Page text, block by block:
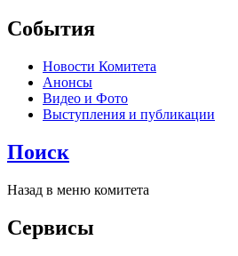
События
Новости Комитета
Анонсы
Видео и Фото
Выступления и публикации
Поиск
Назад в меню комитета
Сервисы